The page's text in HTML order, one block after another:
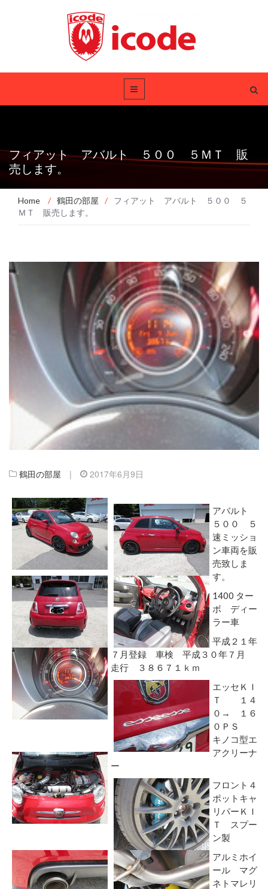
フィアット アバルト ５００ ５ＭＴ 販
売します。
Home / 鶴田の部屋 /
フィアット アバルト ５００ ５
ＭＴ 販売します。
鶴田の部屋 | 2017年6月9日
アバルト
５００ ５
速ミッショ
ン車両を販
売致しま
す。
1400 ター
ボ ディー
ラー車
平成２１年
７月登録 車検 平成３０年７月
走行 ３８６７１ｋｍ
エッセＫＩ
Ｔ １４
０→ １６
０ＰＳ
キノコ型エ
アクリーナ
ー
フロント４
ポットキャ
リパーＫＩ
Ｔ スプー
ン製
アルミホイ
ール マグ
ネトマレリ